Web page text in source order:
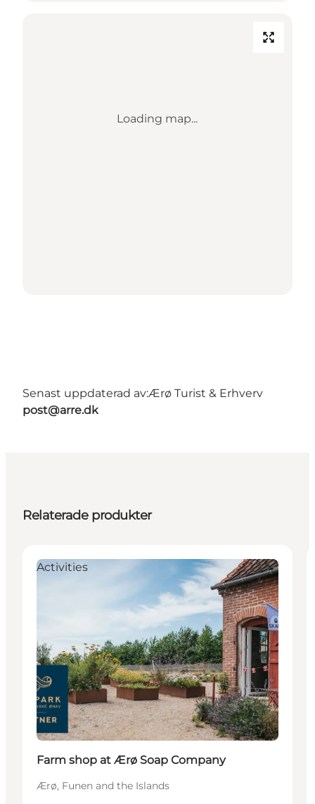
Loading map...
Senast uppdaterad av:Ærø Turist & Erhverv
post@arre.dk
Relaterade produkter
Activities
Farm shop at Ærø Soap Company
Ærø, Funen and the Islands